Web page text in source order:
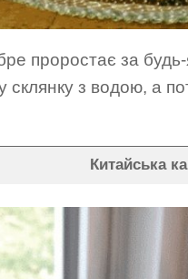
проростає за
склянку з водою, а
Китайська